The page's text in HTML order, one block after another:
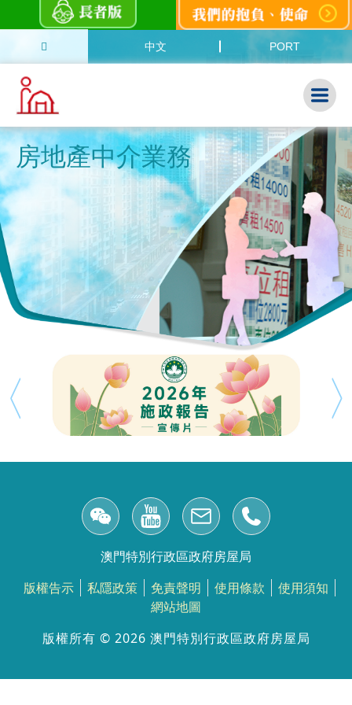
中文 PORT
房地產中介業務
澳門特別行政區政府房屋局
版權告示
私隱政策 免責聲明 使用條款
使用須知
網站地圖
版權所有 ©️ 2026 澳門特別行政區政府房屋局